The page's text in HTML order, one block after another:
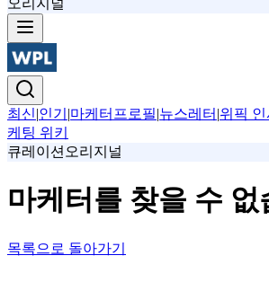
오리지널
최신|인기 |마케터프로필|뉴스레터 |위픽
케팅 위키
큐레이션 오리지널
마케터를 찾을 수 없
목록으로 돌아가기